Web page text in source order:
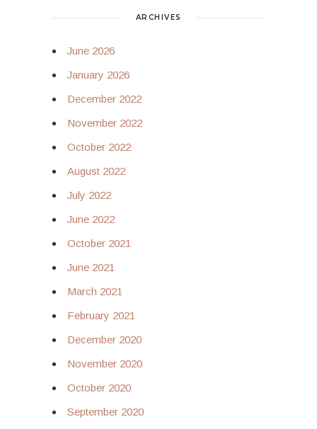
ARCHIVES
June 2026
January 2026
December 2022
November 2022
October 2022
August 2022
July 2022
June 2022
October 2021
June 2021
March 2021
February 2021
December 2020
November 2020
October 2020
September 2020